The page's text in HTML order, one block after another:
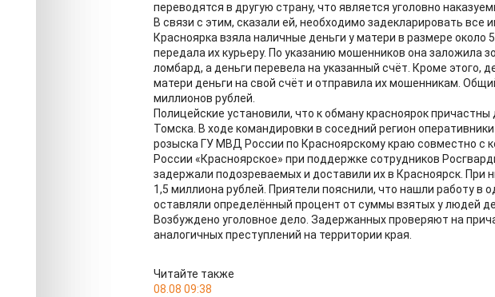
переводятся в другую страну, что является уголовно
В связи с этим, сказали ей, необходимо задекларировать
Красноярка взяла наличные деньги у матери в размере около
передала их курьеру. По указанию мошенников она заложила
ломбард, а деньги перевела на указанный счёт. Кроме этого,
матери деньги на свой счёт и отправила их мошенникам.
миллионов рублей.
Полицейские установили, что к обману красноярок причастны
Томска. В ходе командировки в соседний регион
розыска ГУ МВД России по Красноярскому краю совместно с
России «Красноярское» при поддержке сотрудников
задержали подозреваемых и доставили их в Красноярск. При
1,5 миллиона рублей. Приятели пояснили, что нашли работу в
оставляли определённый процент от суммы взятых у людей
Возбуждено уголовное дело. Задержанных проверяют на
аналогичных преступлений на территории края.
Читайте также
08.08 09:38